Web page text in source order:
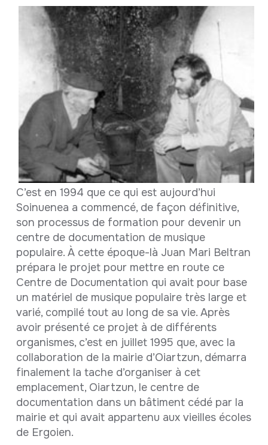
C’est en 1994 que ce qui est aujourd’hui
Soinuenea a commencé, de façon définitive,
son processus de formation pour devenir un
centre de documentation de musique
populaire. À cette époque-là Juan Mari Beltran
prépara le projet pour mettre en route ce
Centre de Documentation qui avait pour base
un matériel de musique populaire très large et
varié, compilé tout au long de sa vie. Après
avoir présenté ce projet à de différents
organismes, c’est en juillet 1995 que, avec la
collaboration de la mairie d’Oiartzun, démarra
finalement la tache d’organiser à cet
emplacement, Oiartzun, le centre de
documentation dans un bâtiment cédé par la
mairie et qui avait appartenu aux vieilles écoles
de Ergoien.